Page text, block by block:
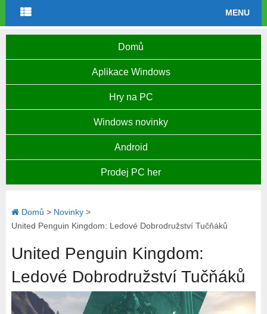
MENU
Domů
Aplikace Windows
Hry na PC
Windows novinky
Android
Prodej PC her
Domů > Novinky>
United Penguin Kingdom: Ledové Dobrodružství Tučňáků
United Penguin Kingdom:
Ledové Dobrodružství Tučňáků